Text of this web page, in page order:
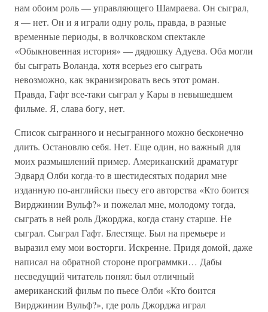
нам обоим роль — управляющего Шамраева. Он сыграл,
я — нет. Он и я играли одну роль, правда, в разные
временные периоды, в волчковском спектакле
«Обыкновенная история» — дядюшку Адуева. Оба могли
бы сыграть Воланда, хотя всерьез его сыграть
невозможно, как экранизировать весь этот роман.
Правда, Гафт все-таки сыграл у Кары в невышедшем
фильме. Я, слава богу, нет.
Список сыгранного и несыгранного можно бесконечно
длить. Остановлю себя. Нет. Еще один, но важный для
моих размышлений пример. Американский драматург
Эдвард Олби когда-то в шестидесятых подарил мне
изданную по-английски пьесу его авторства «Кто боится
Вирджинии Вульф?» и пожелал мне, молодому тогда,
сыграть в ней роль Джорджа, когда стану старше. Не
сыграл. Сыграл Гафт. Блестяще. Был на премьере и
выразил ему мои восторги. Искренне. Придя домой, даже
написал на обратной стороне программки… Дабы
несведущий читатель понял: был отличный
американский фильм по пьесе Олби «Кто боится
Вирджинии Вульф?», где роль Джорджа играл